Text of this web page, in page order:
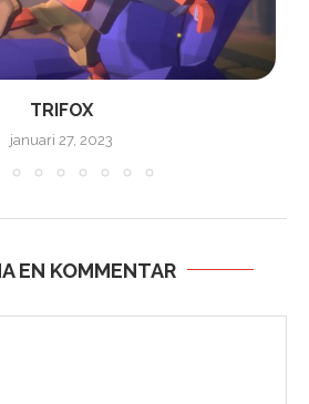
TRIFOX
januari 27, 2023
EN KOMMENTAR